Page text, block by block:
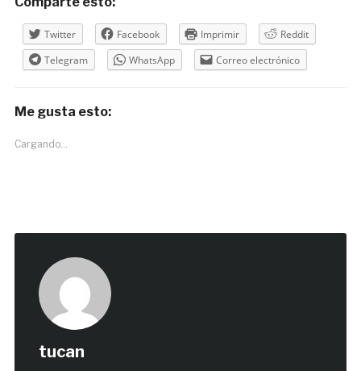
Twitter Facebook Imprimir
Reddit
Telegram
WhatsApp Correo electrónico
Me gusta esto:
Cargando...
tucan